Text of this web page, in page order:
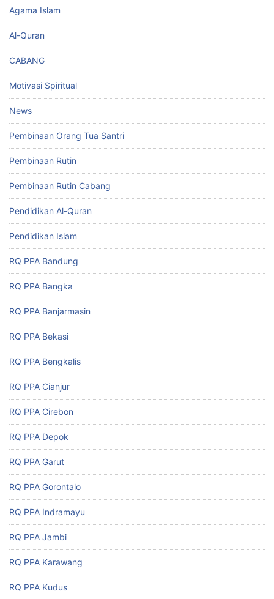
Agama Islam
Al-Quran
CABANG
Motivasi Spiritual
News
Pembinaan Orang Tua Santri
Pembinaan Rutin
Pembinaan Rutin Cabang
Pendidikan Al-Quran
Pendidikan Islam
RQ PPA Bandung
RQ PPA Bangka
RQ PPA Banjarmasin
RQ PPA Bekasi
RQ PPA Bengkalis
RQ PPA Cianjur
RQ PPA Cirebon
RQ PPA Depok
RQ PPA Garut
RQ PPA Gorontalo
RQ PPA Indramayu
RQ PPA Jambi
RQ PPA Karawang
RQ PPA Kudus